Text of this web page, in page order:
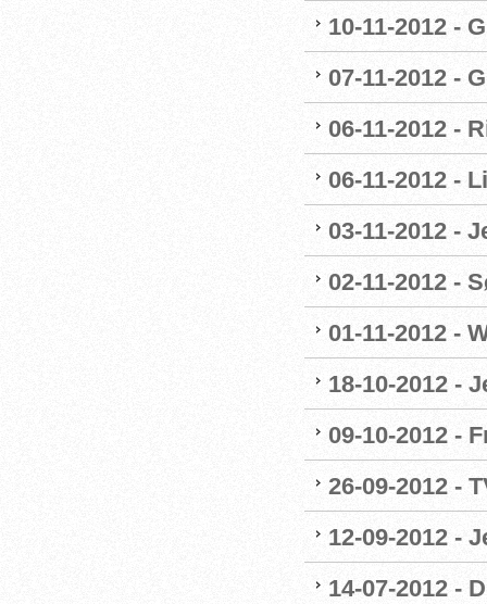
10-11-2012 -
07-11-2012 -
06-11-2012 -
06-11-2012 -
03-11-2012 -
02-11-2012 -
01-11-2012 -
18-10-2012 -
09-10-2012 -
26-09-2012 -
12-09-2012 -
14-07-2012 -